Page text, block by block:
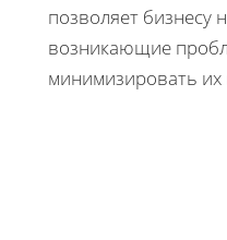
позволяет бизнесу
возникающие
минимизировать